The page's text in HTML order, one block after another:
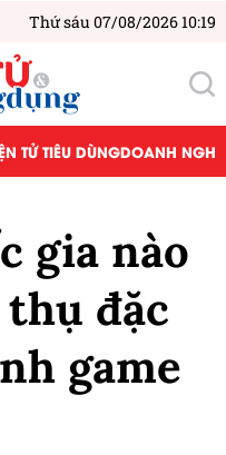
Thứ sáu 07/08/2026 10:19
TỬ TIÊU DÙNGDOANH
gia nào
đặc
game